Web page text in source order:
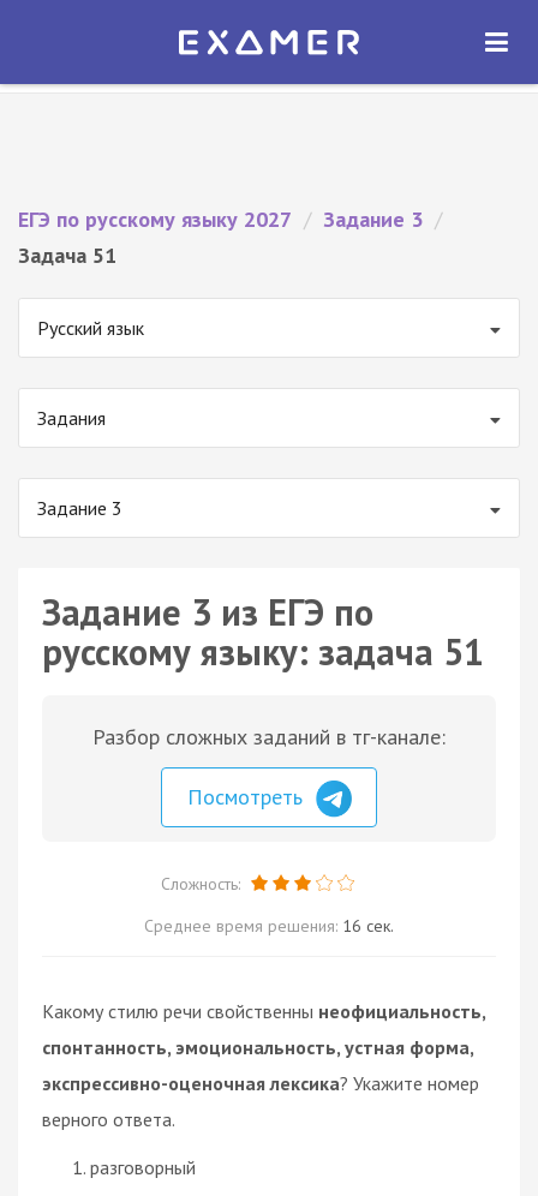
Экзамер — ЕГЭ 2027
ОТКРЫТЬ
ЕГЭ по русскому языку 2027 / Задание 3 /
Задача 51
Русский язык
Задания
Задание 3
Задание 3 из ЕГЭ по
русскому языку: задача 51
Разбор сложных заданий в тг-канале:
Посмотреть
Сложность:
Среднее время решения: 16 сек.
Какому стилю речи свойственны неофициальность,
спонтанность, эмоциональность, устная форма,
экспрессивно-оценочная лексика? Укажите номер
верного ответа.
разговорный